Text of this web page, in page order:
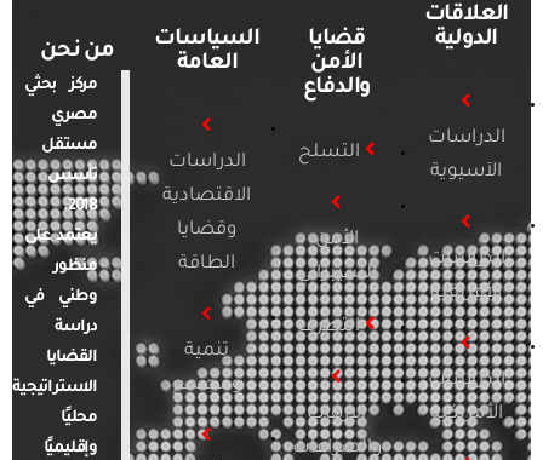
العلاقات
الدولية
الدراسات
الآسيوية
الدراسات
الأفريقية
الدراسات
الأمريكية
قضايا
الأمن
والدفاع
التسلح
الأمن
السيبراني
التطرف
الإرهاب
والصراعات
السياسات
العامة
الدراسات
الاقتصادية
وقضايا
الطاقة
تنمية
ومجتمع
من نحن
مركز بحثي
مصري
مستقل
تأسس
2018.
يعتمد على
منظور
وطني في
دراسة
القضايا
الاستراتيجية
محليًا
وإقليميًا